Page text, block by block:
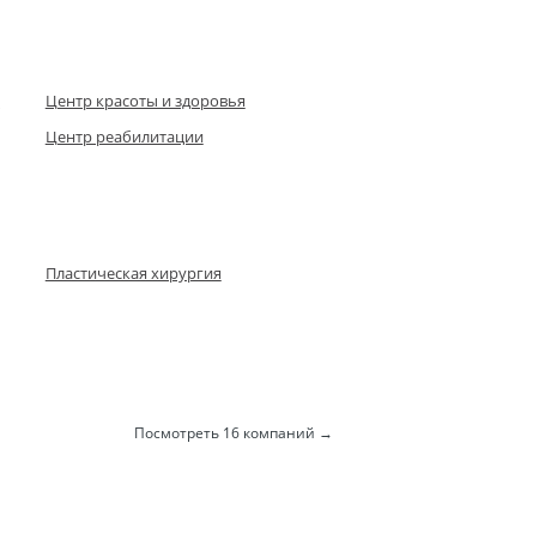
Центр красоты и здоровья
Центр реабилитации
Пластическая хирургия
Посмотреть 16 компаний